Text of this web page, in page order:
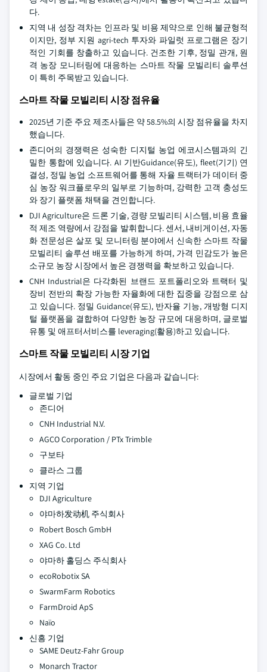
다.
지역 내 성장 격차는 인프라 및 비용 제약으로 인해 불균형적
이지만, 정부 지원 agri-tech 투자와 파일럿 프로그램은 장기
적인 기회를 창출하고 있습니다. 건조한 기후, 정밀 관개, 원
격 농장 모니터링에 대응하는 스마트 작물 모빌리티 솔루션
이 특히 주목받고 있습니다.
스마트 작물 모빌리티 시장 점유율
2025년 기준 주요 제조사들은 약 58.5%의 시장 점유율을 차지
했습니다.
존디어의 경쟁력은 성숙한 디지털 농업 에코시스템과의 긴
밀한 통합에 있습니다. AI 기반Guidance(유도), fleet(기기) 연
결성, 정밀 농업 소프트웨어를 통해 자율 트랙터가 데이터 중
심 농장 워크플로우의 일부로 기능하며, 강력한 고객 충성도
와 장기 플랫폼 채택을 견인합니다.
DJI Agriculture은 드론 기술, 경량 모빌리티 시스템, 비용 효율
적 제조 역량에서 강점을 발휘합니다. 센서, 내비게이션, 자동
화 전문성은 살포 및 모니터링 분야에서 신속한 스마트 작물
모빌리티 솔루션 배포를 가능하게 하며, 가격 민감도가 높은
소규모 농장 시장에서 높은 경쟁력을 확보하고 있습니다.
CNH Industrial은 다각화된 브랜드 포트폴리오와 트랙터 및
장비 전반의 확장 가능한 자율화에 대한 집중을 강점으로 삼
고 있습니다. 정밀 Guidance(유도), 반자율 기능, 개방형 디지
털 플랫폼을 결합하여 다양한 농장 규모에 대응하며, 글로벌
유통 및 애프터서비스를 leveraging(활용)하고 있습니다.
스마트 작물 모빌리티 시장 기업
시장에서 활동 중인 주요 기업은 다음과 같습니다:
글로벌 기업
존디어
CNH Industrial N.V.
AGCO Corporation / PTx Trimble
구보타
클라스 그룹
지역 기업
DJI Agriculture
야마하发动机 주식회사
Robert Bosch GmbH
XAG Co. Ltd
야마하 홀딩스 주식회사
ecoRobotix SA
SwarmFarm Robotics
FarmDroid ApS
Naïo
신흥 기업
SAME Deutz-Fahr Group
Monarch Tractor